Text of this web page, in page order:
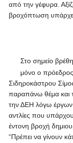
από την γέφυρα.
βροχόπτωση
Στο σημείο
μόνο ο πρόεδρος
Σιδηροκάστρου
παραπάνω θέμα και
την ΔΕΗ λόγω έργων
αντλίες που
έντονη βροχή
“Πρέπει να γίνουν